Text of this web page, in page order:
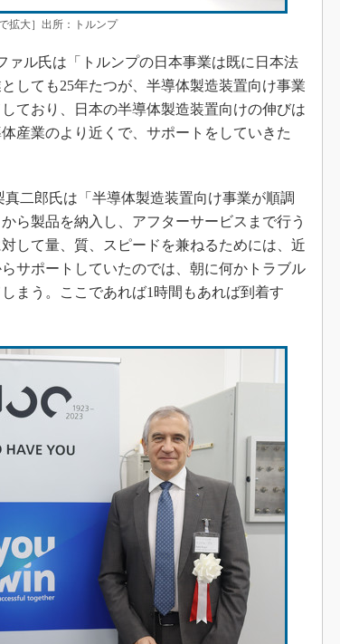
拡大］出所：トルンプ
ル氏は「トルンプの日本事業は既に日本法
しても25年たつが、半導体製造装置向け事業
ており、日本の半導体製造装置向けの伸びは
産業のより近くで、サポートをしていきた
二郎氏は「半導体製造装置向け事業が順調
ら製品を納入し、アフターサービスまで行う
して量、質、スピードを兼ねるためには、近
サポートしていたのでは、朝に何かトラブル
まう。ここであれば1時間もあれば到着す